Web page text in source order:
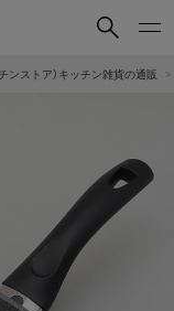
カウント
ンストア）キッチン雑貨の通販